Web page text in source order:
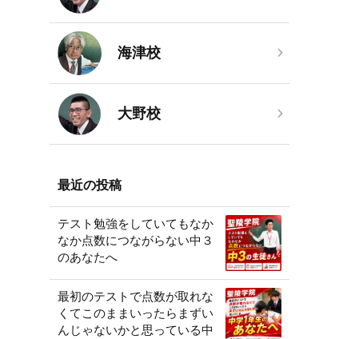
海津校
大野校
最近の投稿
テスト勉強をしていてもなか
なか点数につながらない中３
のあなたへ
最初のテストで点数が取れな
くてこのままいったらまずい
んじゃないかと思っている中